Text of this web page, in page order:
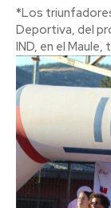
*Los
Deportiva, del
IND, en el